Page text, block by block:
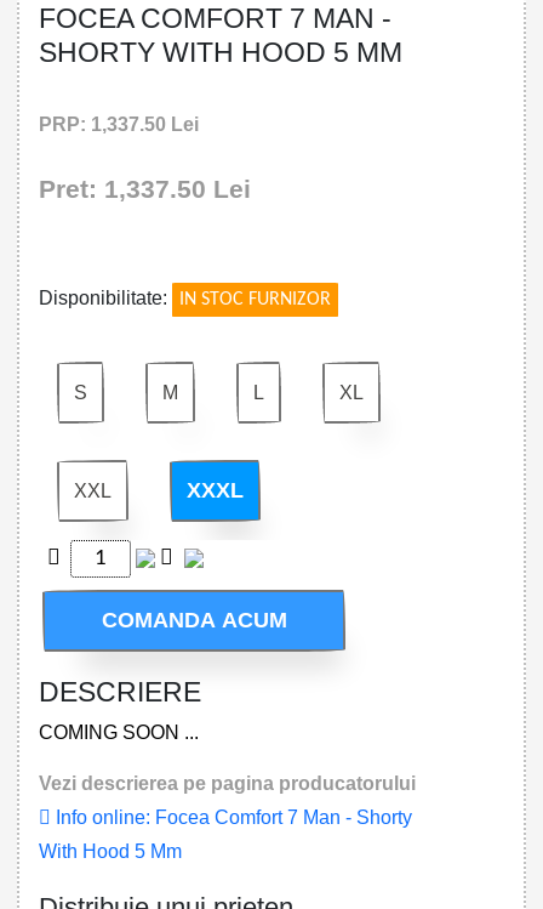
FOCEA COMFORT 7 MAN -
SHORTY WITH HOOD 5 MM
PRP: 1,337.50 Lei
Pret: 1,337.50 Lei
Disponibilitate: IN STOC FURNIZOR
S M L XL
XXL XXXL
COMANDA ACUM
DESCRIERE
COMING SOON ...
Vezi descrierea pe pagina producatorului
Info online: Focea Comfort 7 Man - Shorty
With Hood 5 Mm